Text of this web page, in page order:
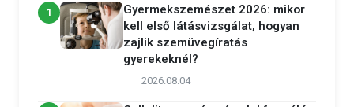
1
Gyermekszemészet 2026: mikor
kell első látásvizsgálat, hogyan
zajlik szemüvegíratás
gyerekeknél?
2026.08.04